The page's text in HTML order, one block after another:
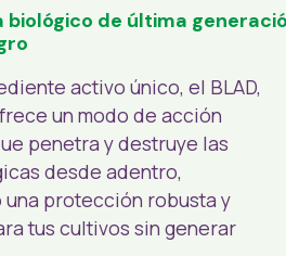
biológico de última
activo único, el BLAD,
un modo de acción
penetra y destruye las
desde adentro,
una protección robusta y
tus cultivos sin generar